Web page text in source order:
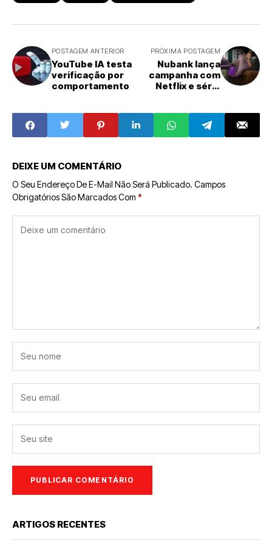
POSTAGEM ANTERIOR
YouTube IA testa
verificação por
comportamento
PRÓXIMA POSTAGEM
Nubank lança
campanha com
Netflix e série
DEIXE UM COMENTÁRIO
O Seu Endereço De E-Mail Não Será Publicado. Campos
Obrigatórios São Marcados Com *
ARTIGOS RECENTES